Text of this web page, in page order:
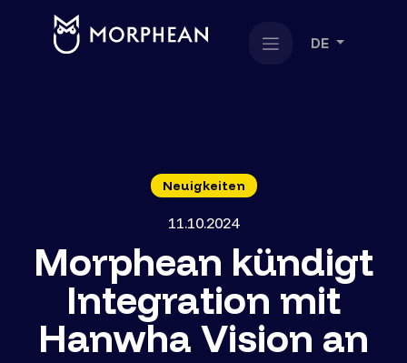
DE
Neuigkeiten
11.10.2024
Morphean kündigt
Integration mit
Hanwha Vision an